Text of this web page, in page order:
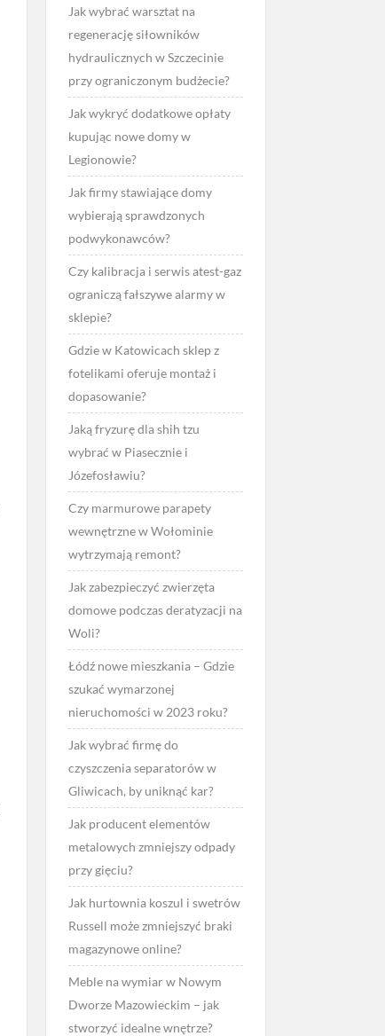
Jak wybrać warsztat na
regenerację siłowników
hydraulicznych w Szczecinie
przy ograniczonym budżecie?
Jak wykryć dodatkowe opłaty
kupując nowe domy w
Legionowie?
Jak firmy stawiające domy
wybierają sprawdzonych
podwykonawców?
Czy kalibracja i serwis atest-gaz
ograniczą fałszywe alarmy w
sklepie?
Gdzie w Katowicach sklep z
fotelikami oferuje montaż i
dopasowanie?
Jaką fryzurę dla shih tzu
wybrać w Piasecznie i
Józefosławiu?
Czy marmurowe parapety
wewnętrzne w Wołominie
wytrzymają remont?
Jak zabezpieczyć zwierzęta
domowe podczas deratyzacji na
Woli?
Łódź nowe mieszkania – Gdzie
szukać wymarzonej
nieruchomości w 2023 roku?
Jak wybrać firmę do
czyszczenia separatorów w
Gliwicach, by uniknąć kar?
Jak producent elementów
metalowych zmniejszy odpady
przy gięciu?
Jak hurtownia koszul i swetrów
Russell może zmniejszyć braki
magazynowe online?
Meble na wymiar w Nowym
Dworze Mazowieckim – jak
stworzyć idealne wnętrze?